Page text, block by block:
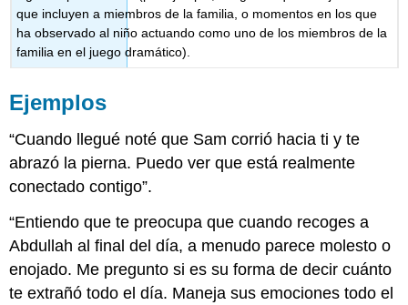
que incluyen a miembros de la familia, o momentos en los que
ha observado al niño actuando como uno de los miembros de la
familia en el juego dramático).
Ejemplos
“Cuando llegué noté que Sam corrió hacia ti y te
abrazó la pierna. Puedo ver que está realmente
conectado contigo”.
“Entiendo que te preocupa que cuando recoges a
Abdullah al final del día, a menudo parece molesto o
enojado. Me pregunto si es su forma de decir cuánto
te extrañó todo el día. Maneja sus emociones todo el